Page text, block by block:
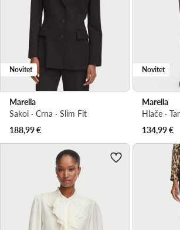
Novitet
Marella
Sakoi · Crna · Slim Fit
188,99€
Novitet
Marella
134,99€